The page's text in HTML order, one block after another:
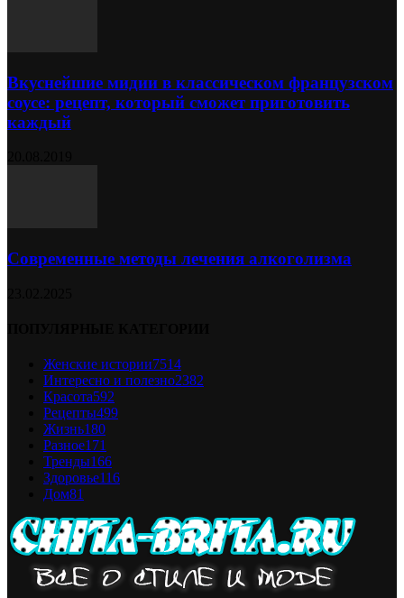
Вкуснейшие мидии в классическом французском
соусе: рецепт, который сможет приготовить
каждый
Современные методы лечения алкоголизма
Женские истории7514
Интересно и полезно2382
Красота592
Рецепты499
Жизнь180
Разное171
Тренды166
Здоровье116
Дом81